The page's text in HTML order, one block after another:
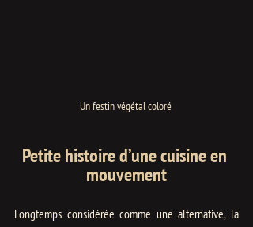
Un festin végétal coloré
Petite histoire d’une cuisine en
mouvement
Longtemps considérée comme une alternative, la